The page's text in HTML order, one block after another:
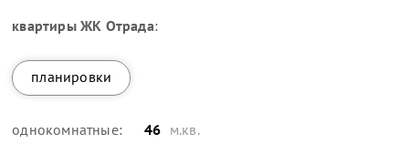
квартирыЖК Отрада:
планировки
однокомнатные: 46 м.кв.